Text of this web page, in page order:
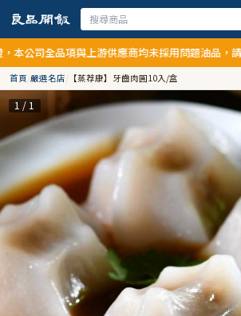
全品項與上游供應商均未採用問題油品，請安心
首頁/嚴選名店/ 【蒸荐康】牙齒肉圓10入/盒
1 / 1